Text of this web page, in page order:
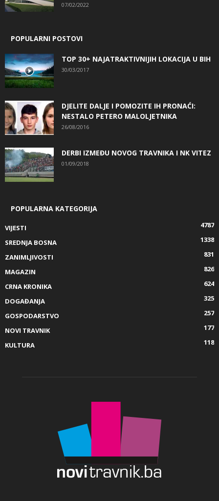
07/02/2022
POPULARNI POSTOVI
TOP 30+ NAJATRAKTIVNIJIH LOKACIJA U BIH
30/03/2017
DJELITE DALJE I POMOZITE IH PRONAĆI:
NESTALO PETERO MALOLJETNIKA
26/08/2016
DERBI IZMEĐU NOVOG TRAVNIKA I NK VITEZ
01/09/2018
POPULARNA KATEGORIJA
VIJESTI
4787
SREDNJA BOSNA
1338
ZANIMLJIVOSTI
831
MAGAZIN
826
CRNA KRONIKA
624
DOGAĐANJA
325
GOSPODARSTVO
257
NOVI TRAVNIK
177
KULTURA
118